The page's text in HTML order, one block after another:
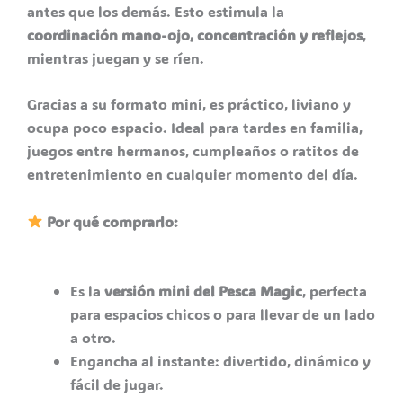
antes que los demás. Esto estimula la
coordinación mano-ojo, concentración y reflejos,
mientras juegan y se ríen.
Gracias a su formato mini, es práctico, liviano y
ocupa poco espacio. Ideal para tardes en familia,
juegos entre hermanos, cumpleaños o ratitos de
entretenimiento en cualquier momento del día.
Por qué comprarlo:
Es la versión mini del Pesca Magic, perfecta
para espacios chicos o para llevar de un lado
a otro.
Engancha al instante: divertido, dinámico y
fácil de jugar.